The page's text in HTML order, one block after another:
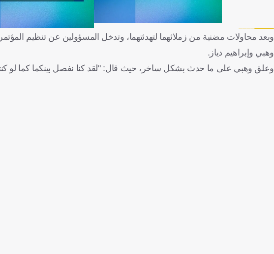
وبعد محاولات مضنية من زملائهما لتهدئتهما، وتدخل المسؤولين عن تنظيم
وهبي وإبراهيم دياز.
وعلق وهبي على ما حدث بشكل ساخر، حيث قال: "لقد كنا نفصل بينكما كما لو